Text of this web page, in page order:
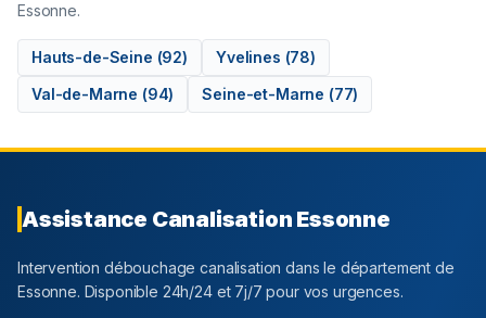
Essonne.
Hauts-de-Seine (92) Yvelines (78)
Val-de-Marne (94) Seine-et-Marne (77)
Assistance Canalisation Essonne
Intervention débouchage canalisation dans le département de
Essonne. Disponible 24h/24 et 7j/7 pour vos urgences.